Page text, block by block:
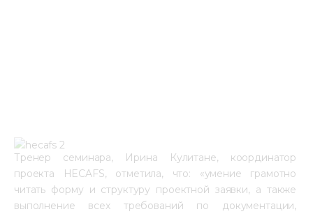
Тренер семинара, Ирина Кулитане, координатор
проекта HECAFS, отметила, что: «умение грамотно
читать форму и структуру проектной заявки, а также
выполнение всех требований по документации,